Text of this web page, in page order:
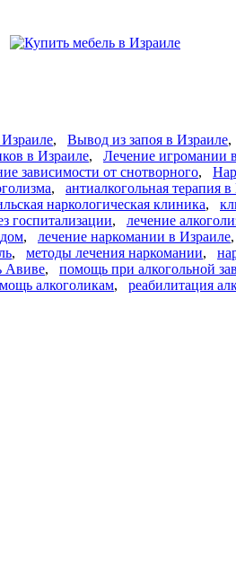
, Вывод из запоя в Израиле,
в Израиле, Лечение игромании
зависимости от снотворного,
, антиалкогольная терапия
наркологическая клиника,
госпитализации, лечение
, лечение наркомании в Израиле
, методы лечения наркомании,
Авиве, помощь при алкогольной
алкоголикам, реабилитация